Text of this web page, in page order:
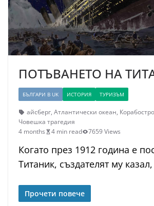
ПОТЪВАНЕТО НА
БЪЛГАРИ В UK ИСТОРИЯ ТУРИЗЪМ
айсберг, Атлантически океан,
Човешка трагедия
4 months
4 min read 7659 Views
Когато през 1912 година е
Титаник, създателят му казал,
Прочети повече